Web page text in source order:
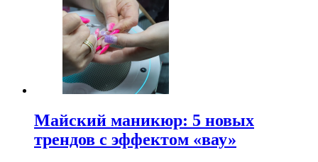
Майский маникюр: 5 новых
трендов с эффектом «вау»